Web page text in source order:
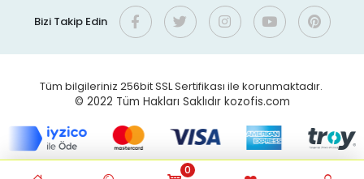
Bizi Takip Edin
Tüm bilgileriniz 256bit SSL Sertifikası ile korunmaktadır.
© 2022 Tüm Hakları Saklıdır kozofis.com
0